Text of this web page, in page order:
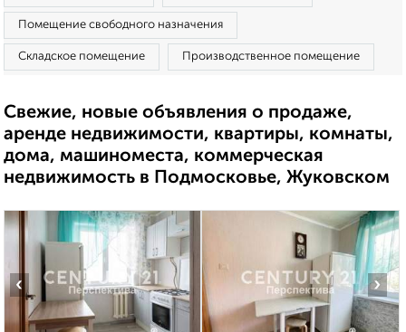
Помещение свободного назначения
Складское помещение Производственное помещение
Свежие, новые объявления о продаже,
аренде недвижимости, квартиры, комнаты,
дома, машиноместа, коммерческая
недвижимость в Подмосковье, Жуковском
‹ ›